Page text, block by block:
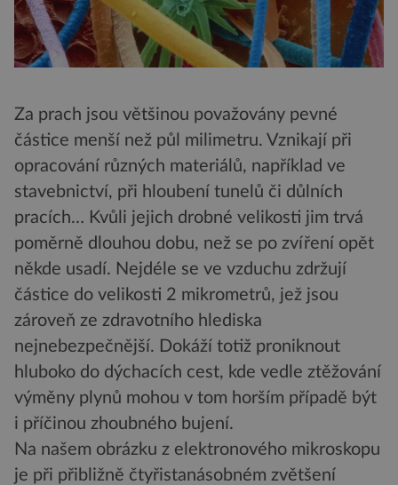
Za prach jsou většinou považovány pevné
částice menší než půl milimetru. Vznikají při
opracování různých materiálů, například ve
stavebnictví, při hloubení tunelů či důlních
pracích… Kvůli jejich drobné velikosti jim trvá
poměrně dlouhou dobu, než se po zvíření opět
někde usadí. Nejdéle se ve vzduchu zdržují
částice do velikosti 2 mikrometrů, jež jsou
zároveň ze zdravotního hlediska
nejnebezpečnější. Dokáží totiž proniknout
hluboko do dýchacích cest, kde vedle ztěžování
výměny plynů mohou v tom horším případě být
i příčinou zhoubného bujení.
Na našem obrázku z elektronového mikroskopu
je při přibližně čtyřistanásobném zvětšení